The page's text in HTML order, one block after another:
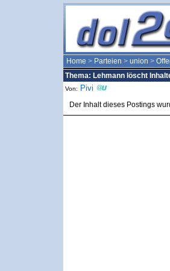
Home > Parteien > union >
Thema: Lehmann löscht
Von: Pivi
Der Inhalt dieses Postings